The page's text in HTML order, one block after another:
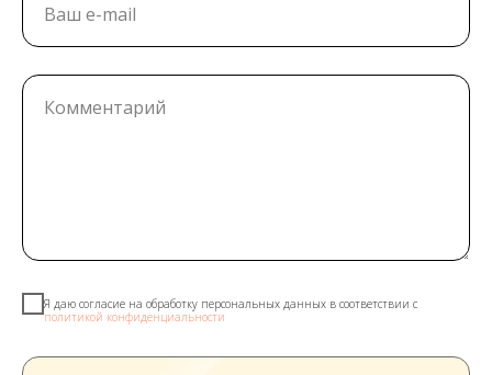
Ваш e-mail
Комментарий
Я даю согласие на обработку персональных данных в соответствии с
политикой конфиденциальности